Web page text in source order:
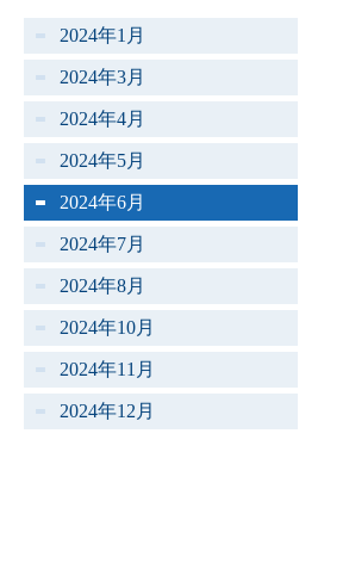
2024年1月
2024年3月
2024年4月
2024年5月
2024年6月
2024年7月
2024年8月
2024年10月
2024年11月
2024年12月